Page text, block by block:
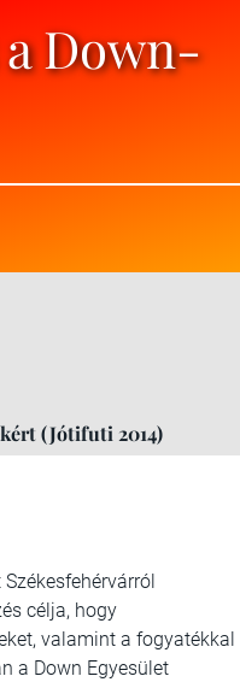
Down-
(Jótifuti 2014)
célja, hogy
valamint a fogyatékkal
a Down Egyesület